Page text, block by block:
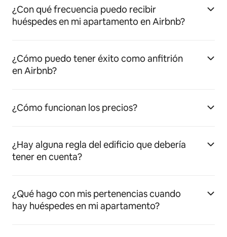
¿Con qué frecuencia puedo recibir
huéspedes en mi apartamento en Airbnb?
¿Cómo puedo tener éxito como anfitrión
en Airbnb?
¿Cómo funcionan los precios?
¿Hay alguna regla del edificio que debería
tener en cuenta?
¿Qué hago con mis pertenencias cuando
hay huéspedes en mi apartamento?